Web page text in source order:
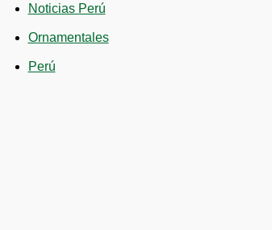
Noticias Perú
Ornamentales
Perú